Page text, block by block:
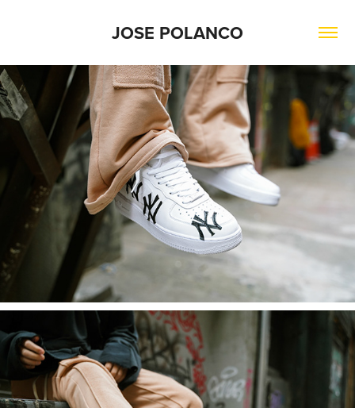
JOSE POLANCO